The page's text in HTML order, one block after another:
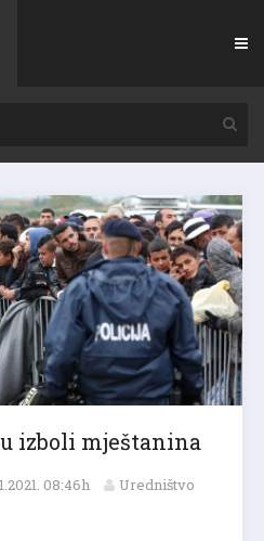
izboli mještanina
08:46h Uredništvo